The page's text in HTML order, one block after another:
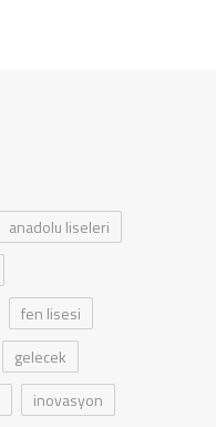
anadolu liseleri
fen lisesi
gelecek
inovasyon